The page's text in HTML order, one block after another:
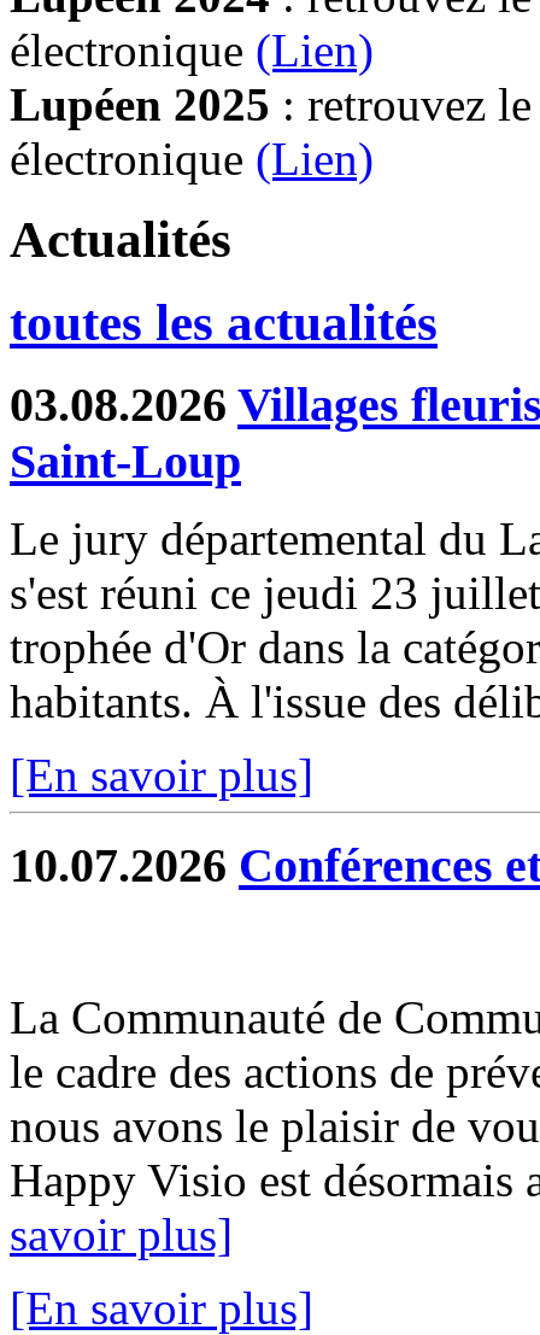
électronique (Lien)
Lupéen 2025 : retrouvez
électronique (Lien)
Actualités
toutes les actualités
03.08.2026 Villages
Saint-Loup
Le jury départemental du
s'est réuni ce jeudi 23
trophée d'Or dans la
habitants. À l'issue des
[En savoir plus]
10.07.2026 Conférences
La Communauté de
le cadre des actions de
nous avons le plaisir de
Happy Visio est désormais
savoir plus]
[En savoir plus]